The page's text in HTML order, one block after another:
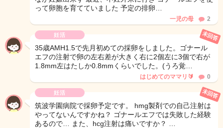
って卵胞を育てていました 予定の排卵…
一児の母 2
妊活
35歳AMH1.5で先月初めての採卵をしました。ゴナール
エフの注射で卵の左右差が大きく右に2個左に3個で右が
1.8mm左はたしか0.8mmくらいでした。(うろ覚…
未回答
はじめてのママリ🔰 0
妊活
筑波学園病院で採卵予定です。 hmg製剤での自己注射は
やってないんですかね？ ゴナールエフでは失敗した経験
あるので… また、hcg注射は痛いですか？ …
未回答